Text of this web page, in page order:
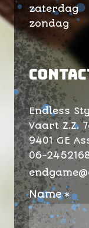
zaterdag
zondag
Endless
Vaart Z.Z.
9401 GE
06-
Name